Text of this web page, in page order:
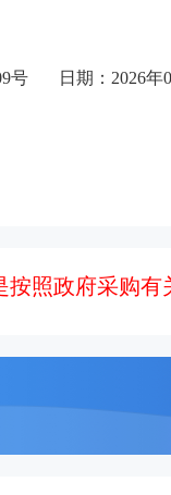
号 日期：2026年
照政府采购